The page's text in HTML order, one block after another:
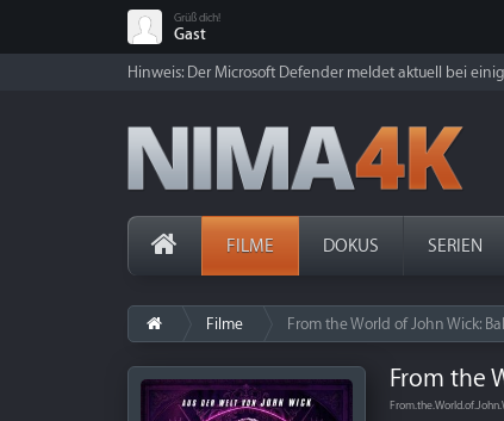
Grüß dich!
Gast
Hinweis: Der Microsoft Defender meldet aktuell bei
FILME DOKUS SERIEN
Filme From the World of John Wick:
From the